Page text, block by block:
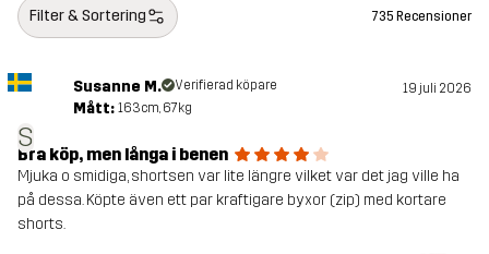
Filter & Sortering 735 Recensioner
S
Susanne M. Verifierad köpare 19 juli 2026
Mått: 163cm, 67kg
Bra köp, men långa i benen
Mjuka o smidiga, shortsen var lite längre vilket var det jag ville ha
på dessa. Köpte även ett par kraftigare byxor (zip) med kortare
shorts.